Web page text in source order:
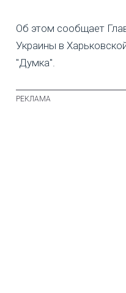
Об этом сообщает
Украины в
"Думка".